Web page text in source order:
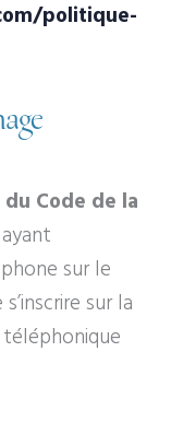
politique-
du Code de la
sur le
sur la